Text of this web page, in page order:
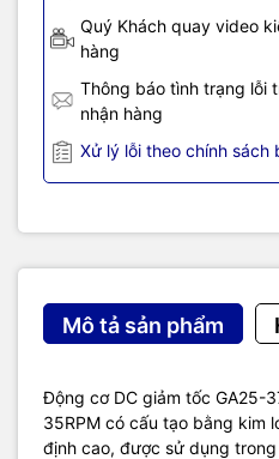
Quý Khách quay video
hàng
Thông báo tình trạng lỗi
nhận hàng
Xử lý lỗi theo chính sách
Mô tả sản phẩm
Động cơ DC giảm tốc GA25-
35RPM có cấu tạo bằng kim
định cao, được sử dụng